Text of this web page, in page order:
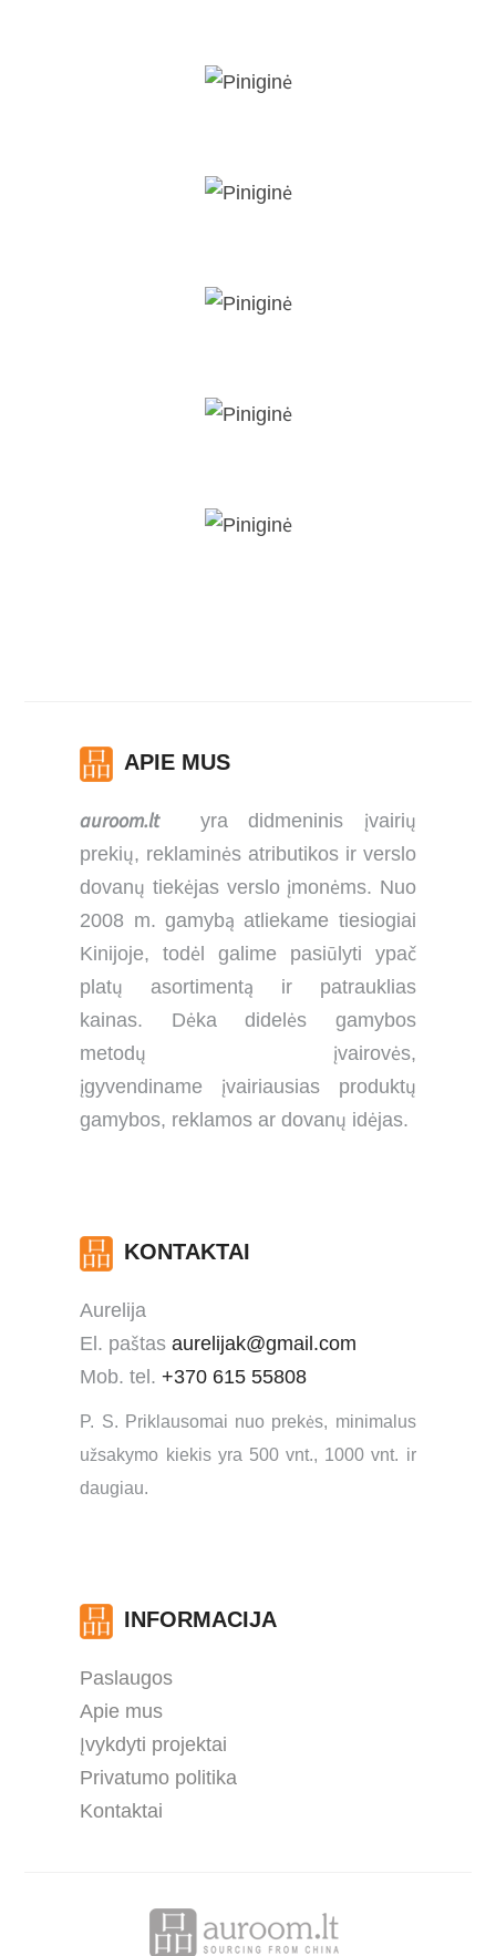
APIE MUS
auroom.ltyra didmeninis įvairių
prekių, reklaminės atributikos ir verslo
dovanų tiekėjas verslo įmonėms. Nuo
2008 m. gamybą atliekame tiesiogiai
Kinijoje, todėl galime pasiūlyti ypač
platų asortimentą ir patrauklias
kainas. Dėka didelės gamybos
metodų įvairovės,
įgyvendiname įvairiausias produktų
gamybos, reklamos ar dovanų idėjas.
KONTAKTAI
Aurelija
El. paštasaurelijak@gmail.com
Mob. tel.+370 615 55808
P. S. Priklausomai nuo prekės, minimalus
užsakymo kiekis yra 500 vnt., 1000 vnt. ir
daugiau.
INFORMACIJA
Paslaugos
Apie mus
Įvykdyti projektai
Privatumo politika
Kontaktai